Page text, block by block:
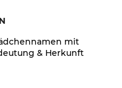
mit
& Herkunft